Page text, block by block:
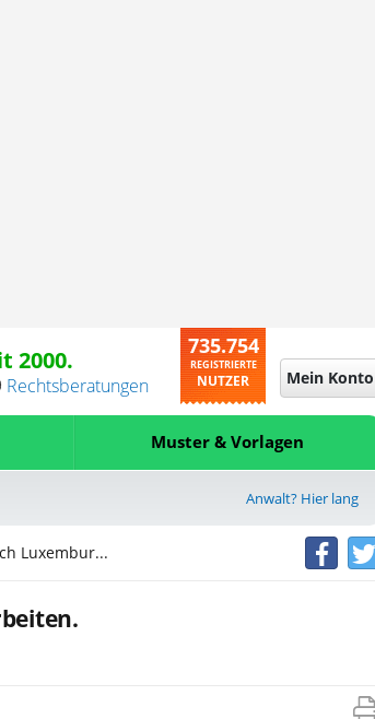
2000.
Rechtsberatungen
735.754
REGISTRIERTE
NUTZER Mein Konto
Muster & Vorlagen
Anwalt? Hier lang
Luxembur...